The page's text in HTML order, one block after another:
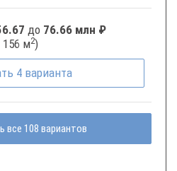
до 76.66 млн ₽
м2)
4 варианта
все 108 вариантов